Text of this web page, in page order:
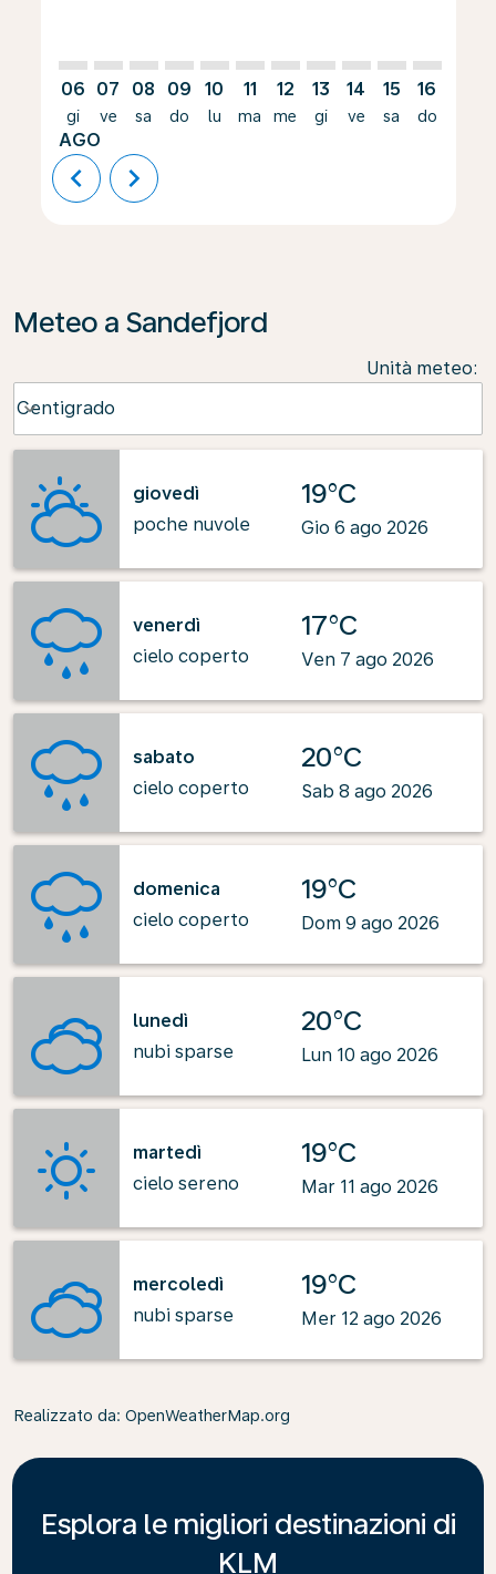
06
gi
AGO
07
ve
08
sa
09
do
10
lu
11
ma
12
me
13
gi
14
ve
15
sa
16
do
chevron_left chevron_right
Meteo a Sandefjord
Unità meteo:
Centigrado
keyboard_arrow_down
giovedì
poche nuvole
19°C
Gio 6 ago 2026
venerdì
cielo coperto
17°C
Ven 7 ago 2026
sabato
cielo coperto
20°C
Sab 8 ago 2026
domenica
cielo coperto
19°C
Dom 9 ago 2026
lunedì
nubi sparse
20°C
Lun 10 ago 2026
martedì
cielo sereno
19°C
Mar 11 ago 2026
mercoledì
nubi sparse
19°C
Mer 12 ago 2026
Realizzato da: OpenWeatherMap.org
Esplora le migliori destinazioni di
KLM